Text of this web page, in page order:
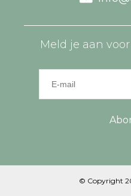
Meld je aan
© Copyright